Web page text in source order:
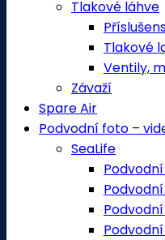
Tlakové láhve
Tlakové
Ventily,
Závaží
Spare Air
Podvodní foto –
SeaLife